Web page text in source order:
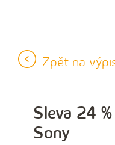
Zpět na
Sleva 24
Sony